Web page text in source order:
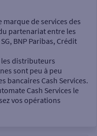
marque de services des
partenariat entre les
BNP Paribas, Crédit
distributeurs
sont peu à peu
bancaires Cash Services.
Cash Services le
vos opérations